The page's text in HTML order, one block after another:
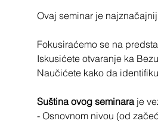
Ovaj seminar je
Fokusiraćemo se na
Iskusićete otvaranje ka
Naučićete kako da
Suština ovog seminara je
- Osnovnom nivou (od